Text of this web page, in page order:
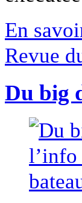
En
Revue
Du big